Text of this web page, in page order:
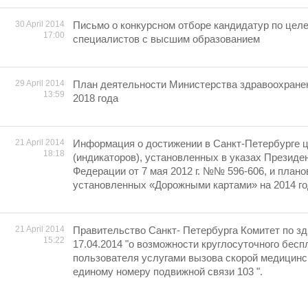
30 April 2014
17:00
Письмо о конкурсном отборе кандидатур по
специалистов с высшим образованием
29 April 2014
13:59
План деятельности Министерства
2018 года
21 April 2014
18:18
Информация о достижении в Санкт-Петербурге
(индикаторов), установленных в указах
Федерации от 7 мая 2012 г. №№ 596-606, и
установленных «Дорожными картами» на 2014
21 April 2014
15:22
Правительство Санкт- Петербурга Комитет по
17.04.2014 "о возможности круглосуточного
пользователя услугами вызова скорой
единому номеру подвижной связи 103 ".